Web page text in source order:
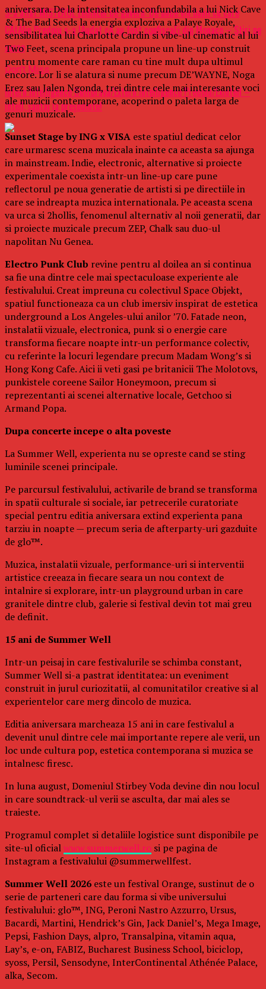
S-a aflat MISTERUL ÈedinÈei de guvern: De unde vin banii cu care
CÄtÄlin Predoiu s-a lÄudat cÄ au fost confiscaÈi din Monaco – Stiri pe
surse
Don't Miss
Intern Intelligence Dumbravă/Extern Intelligence Predoiu/Exintell –
Intell, șantaj la președinte!
aniversara. De la intensitatea inconfundabila a lui Nick Cave
& The Bad Seeds la energia exploziva a Palaye Royale,
sensibilitatea lui Charlotte Cardin si vibe-ul cinematic al lui
Two Feet, scena principala propune un line-up construit
pentru momente care raman cu tine mult dupa ultimul
encore. Lor li se alatura si nume precum DE’WAYNE, Noga
Erez sau Jalen Ngonda, trei dintre cele mai interesante voci
ale muzicii contemporane, acoperind o paleta larga de
genuri muzicale.
Sunset Stage by ING x VISA este spatiul dedicat celor
care urmaresc scena muzicala inainte ca aceasta sa ajunga
in mainstream. Indie, electronic, alternative si proiecte
experimentale coexista intr-un line-up care pune
reflectorul pe noua generatie de artisti si pe directiile in
care se indreapta muzica internationala. Pe aceasta scena
va urca si 2hollis, fenomenul alternativ al noii generatii, dar
si proiecte muzicale precum ZEP, Chalk sau duo-ul
napolitan Nu Genea.
Electro Punk Club revine pentru al doilea an si continua
sa fie una dintre cele mai spectaculoase experiente ale
festivalului. Creat impreuna cu colectivul Space Objekt,
spatiul functioneaza ca un club imersiv inspirat de estetica
underground a Los Angeles-ului anilor ’70. Fatade neon,
instalatii vizuale, electronica, punk si o energie care
transforma fiecare noapte intr-un performance colectiv,
cu referinte la locuri legendare precum Madam Wong’s si
Hong Kong Cafe. Aici ii veti gasi pe britanicii The Molotovs,
punkistele coreene Sailor Honeymoon, precum si
reprezentanti ai scenei alternative locale, Getchoo si
Armand Popa.
Dupa concerte incepe o alta poveste
La Summer Well, experienta nu se opreste cand se sting
luminile scenei principale.
Pe parcursul festivalului, activarile de brand se transforma
in spatii culturale si sociale, iar petrecerile curatoriate
special pentru editia aniversara extind experienta pana
tarziu in noapte — precum seria de afterparty-uri gazduite
de glo™.
Muzica, instalatii vizuale, performance-uri si interventii
artistice creeaza in fiecare seara un nou context de
intalnire si explorare, intr-un playground urban in care
granitele dintre club, galerie si festival devin tot mai greu
de definit.
15 ani de Summer Well
Intr-un peisaj in care festivalurile se schimba constant,
Summer Well si-a pastrat identitatea: un eveniment
construit in jurul curiozitatii, al comunitatilor creative si al
experientelor care merg dincolo de muzica.
Editia aniversara marcheaza 15 ani in care festivalul a
devenit unul dintre cele mai importante repere ale verii, un
loc unde cultura pop, estetica contemporana si muzica se
intalnesc firesc.
In luna august, Domeniul Stirbey Voda devine din nou locul
in care soundtrack-ul verii se asculta, dar mai ales se
traieste.
Programul complet si detaliile logistice sunt disponibile pe
site-ul oficialwww.summerwell.ro si pe pagina de
Instagram a festivalului @summerwellfest.
Summer Well 2026 este un festival Orange, sustinut de o
serie de parteneri care dau forma si vibe universului
festivalului: glo™, ING, Peroni Nastro Azzurro, Ursus,
Bacardi, Martini, Hendrick’s Gin, Jack Daniel’s, Mega Image,
Pepsi, Fashion Days, alpro, Transalpina, vitamin aqua,
Lay’s, e-on, FABIZ, Bucharest Business School, biciclop,
syoss, Persil, Sensodyne, InterContinental Athénée Palace,
alka, Secom.